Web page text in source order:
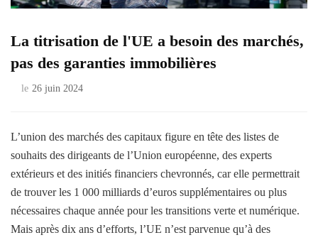
La titrisation de l'UE a besoin des marchés,
pas des garanties immobilières
le 26 juin 2024
L’union des marchés des capitaux figure en tête des listes de
souhaits des dirigeants de l’Union européenne, des experts
extérieurs et des initiés financiers chevronnés, car elle permettrait
de trouver les 1 000 milliards d’euros supplémentaires ou plus
nécessaires chaque année pour les transitions verte et numérique.
Mais après dix ans d’efforts, l’UE n’est parvenue qu’à des